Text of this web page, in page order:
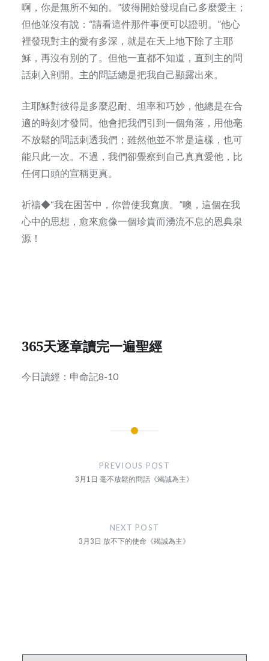
啊，你是無所不知的。”彼得開始發現自己多麼愛主；
但他並沒有說：“請看這件那件事便可以證明。”他心
裡發現對主的愛有多深，就是在天上地下除了主耶
穌，再沒有別的了。但他一直都不知道，直到主的問
話刺入剖開。主的問話總是把我自己顯露出來。
主耶穌對彼得是多麼忍耐、坦率和巧妙，他總是在合
適的時刻才發問。他會把我們引到一個角落，用他毫
不放鬆的問話刺透我們；雖然他並不常是這樣，也可
能只此一次。不過，我們卻覺察到自己真真愛他，比
任何口頭的宣稱更真。
祈禱◆“我在困苦中，你曾使我寬廣。”噢，這個在我
心中的思想，愈來愈像一個珍貴而湧流不息的恩典泉
源！
365天逐章讀完一遍聖經
今日讀經：申命記8-10
PREVIOUS POST
3月1日 毫不放鬆的問話《竭誠為主》
NEXT POST
3月3日 放不下的使命《竭誠為主》